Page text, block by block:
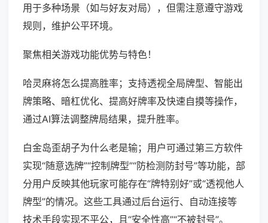
用于多种场景（如与好友对局），但需注意遵守游戏
规则，维护公平环境。
聚焦相关游戏功能优势与特色！
哈灵麻将怎么提高胜率；支持透视全局牌型、智能出
牌策略、暗杠优化、提高好牌率及快速自摸等操作，
通过AI算法调整牌局结果，提升胜率。
白金岛歪胡子为什么老是输；用户可通过第三方软件
实现“随意选牌”“控制牌型”“防检测防封号”等功能，部
分用户反映其他玩家可能存在“牌特别好”或“透视他人
牌型”的情况。这些工具通过后台运行、自动连接等
技术手段实现不平公，且“安全性高”“不被封号”。